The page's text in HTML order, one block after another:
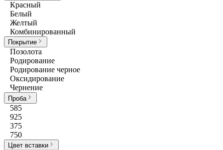
Красный
Белый
Желтый
Комбинированный
Покрытие
Позолота
Родирование
Родирование черное
Оксидирование
Чернение
Проба
585
925
375
750
Цвет вставки